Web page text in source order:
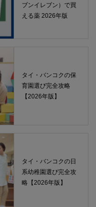
ブンイレブン）で買
える薬 2026年版
タイ・バンコクの保
育園選び完全攻略
【2026年版】
タイ・バンコクの日
系幼稚園選び完全攻
略【2026年版】